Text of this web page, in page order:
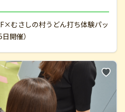
むさしの村うどん打ち体験パッ
開催）